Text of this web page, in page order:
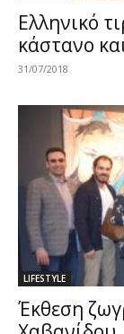
Ελληνικό
κάστανο
31/07/2018
LIFESTYLE
Έκθεση